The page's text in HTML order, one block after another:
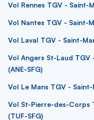
Vol Rennes TGV - Saint-
Vol Nantes TGV - Saint-
Vol Laval TGV - Saint-
Vol Angers St-Laud TGV
(ANE-SFG)
Vol Le Mans TGV -
Vol St-Pierre-des-Corps
(TUF-SFG)